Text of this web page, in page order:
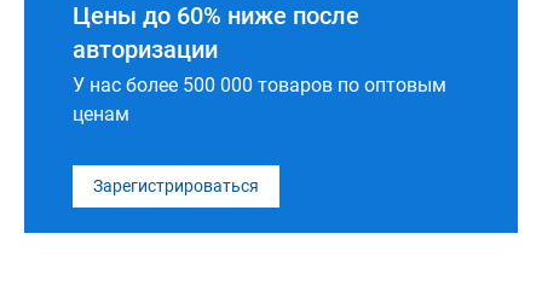
Цены до 60% ниже после
авторизации
У нас более 500 000 товаров по оптовым
ценам
Зарегистрироваться